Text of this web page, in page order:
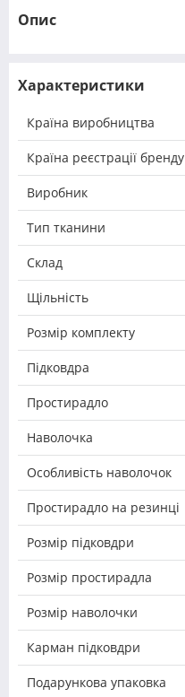
Опис
Характеристики
Країна виробництва
Країна реєстрації бренду
Виробник
Тип тканини
Склад
Щільність
Розмір комплекту
Підковдра
Простирадло
Наволочка
Особливість наволочок
Простирадло на резинці
Розмір підковдри
Розмір простирадла
Розмір наволочки
Карман підковдри
Подарункова упаковка